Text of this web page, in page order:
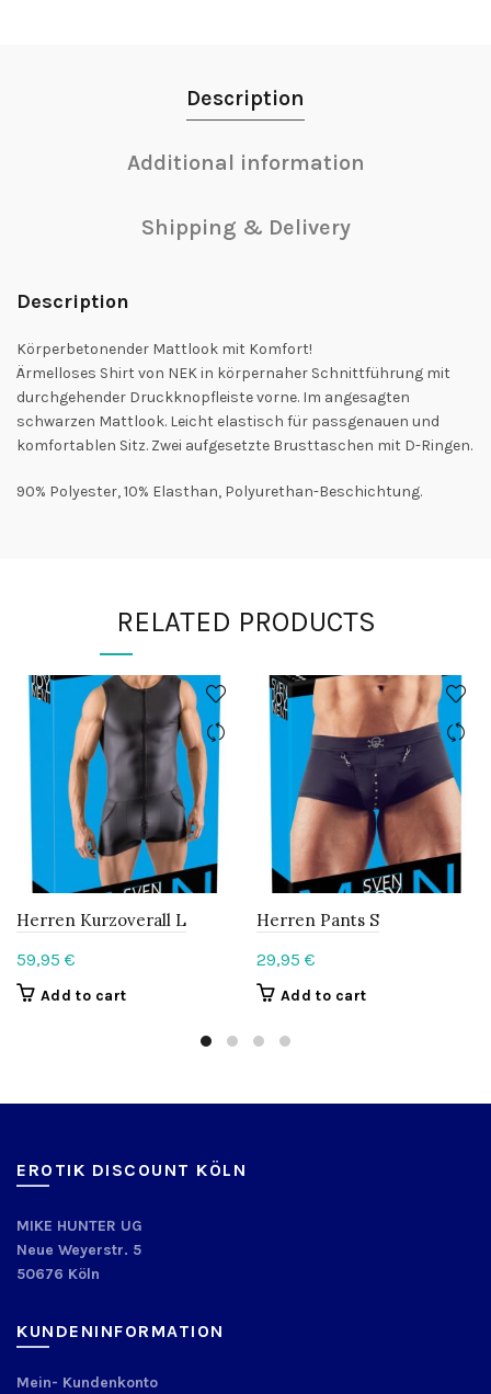
Description
Additional information
Shipping & Delivery
Description
Körperbetonender Mattlook mit Komfort!
Ärmelloses Shirt von NEK in körpernaher Schnittführung mit
durchgehender Druckknopfleiste vorne. Im angesagten
schwarzen Mattlook. Leicht elastisch für passgenauen und
komfortablen Sitz. Zwei aufgesetzte Brusttaschen mit D-Ringen.
90% Polyester, 10% Elasthan, Polyurethan-Beschichtung.
RELATED PRODUCTS
Herren Kurzoverall L
59,95 €
Add to cart
Herren Pants S
29,95 €
Add to cart
EROTIK DISCOUNT KÖLN
MIKE HUNTER UG
Neue Weyerstr. 5
50676 Köln
KUNDENINFORMATION
Mein- Kundenkonto